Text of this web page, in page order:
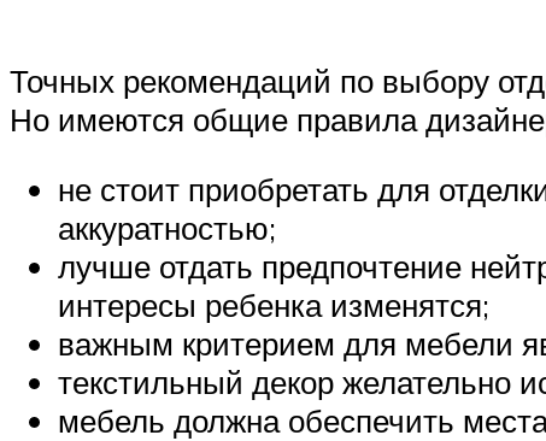
Точных рекомендаций по выбору
Но имеются общие правила
не стоит приобретать для
аккуратностью;
лучше отдать предпочтение
интересы ребенка изменятся;
важным критерием для мебели
текстильный декор желательно
мебель должна обеспечить